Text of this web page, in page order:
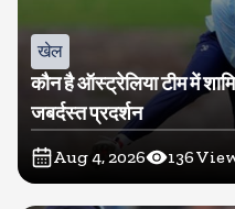
खेल
कौन है ऑस्ट्रेलिया टीम में
जबर्दस्त प्रदर्शन
Aug 4, 2026 136